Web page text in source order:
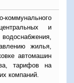
и
жилья,
автомашин
тарифов на
компаний.